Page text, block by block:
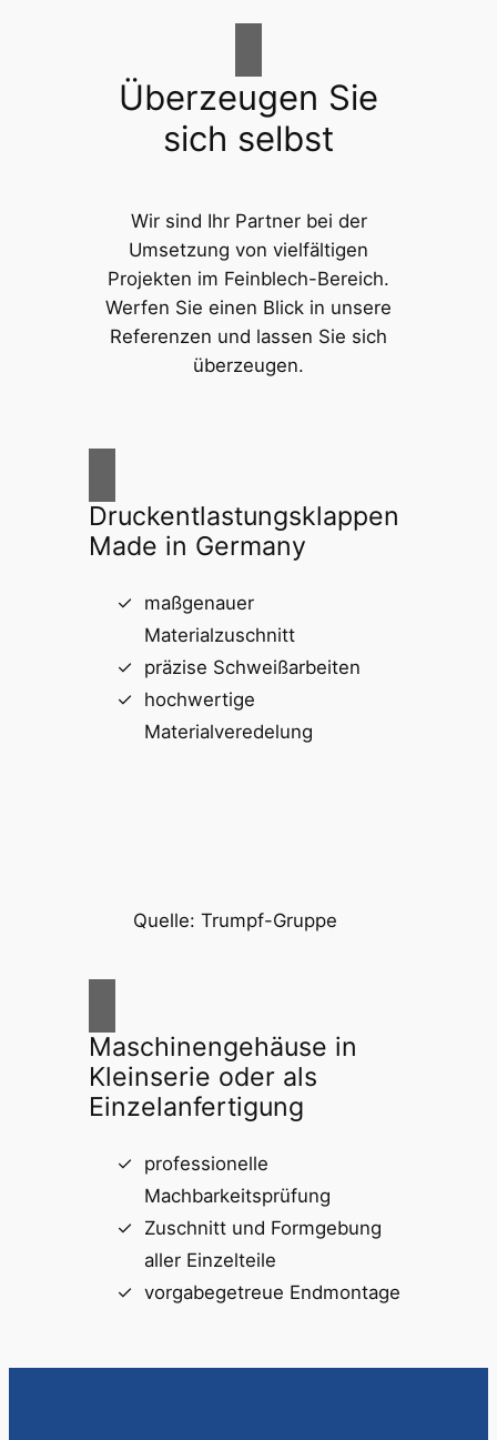
Überzeugen Sie
sich selbst
Wir sind Ihr Partner bei der
Umsetzung von vielfältigen
Projekten im Feinblech-Bereich.
Werfen Sie einen Blick in unsere
Referenzen und lassen Sie sich
überzeugen.
Druckentlastungsklappen
Made in Germany
maßgenauer
Materialzuschnitt
präzise Schweißarbeiten
hochwertige
Materialveredelung
Quelle: Trumpf-Gruppe
Maschinengehäuse in
Kleinserie oder als
Einzelanfertigung
professionelle
Machbarkeitsprüfung
Zuschnitt und Formgebung
aller Einzelteile
vorgabegetreue Endmontage